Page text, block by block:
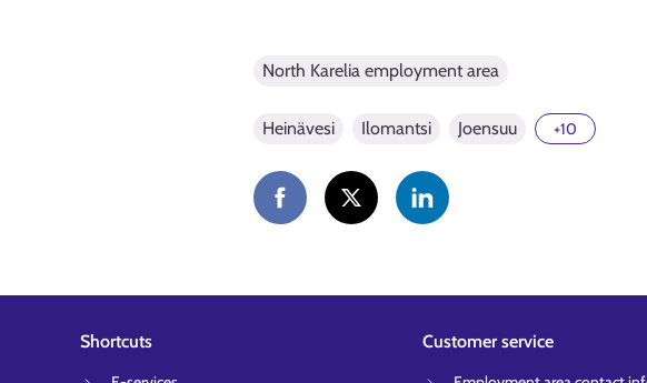
North Karelia employment area
Heinävesi Ilomantsi Joensuu +10
Shortcuts Customer service